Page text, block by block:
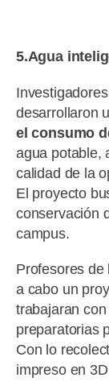
5.Agua
desarrollaron
el consumo
agua potable,
calidad de la
El proyecto
conservación
campus.
Profesores de
a cabo un
trabajaran
preparatorias
Con lo
impreso en